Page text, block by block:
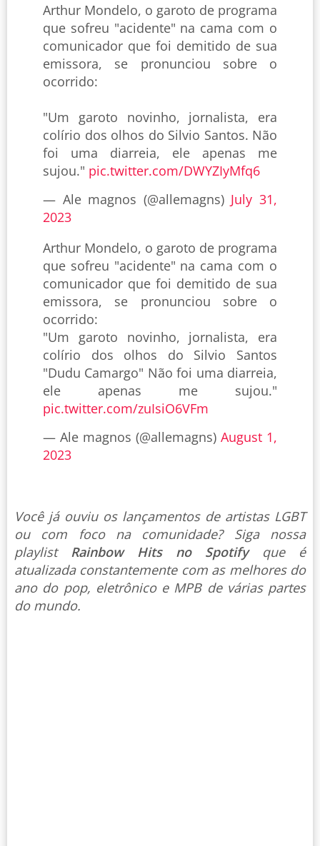
Arthur Mondelo, o garoto de programa
que sofreu "acidente" na cama com o
comunicador que foi demitido de sua
emissora, se pronunciou sobre o
ocorrido:
"Um garoto novinho, jornalista, era
colírio dos olhos do Silvio Santos. Não
foi uma diarreia, ele apenas me
sujou." pic.twitter.com/DWYZIyMfq6
— Ale magnos (@allemagns) July 31,
2023
Arthur Mondelo, o garoto de programa
que sofreu "acidente" na cama com o
comunicador que foi demitido de sua
emissora, se pronunciou sobre o
ocorrido:
"Um garoto novinho, jornalista, era
colírio dos olhos do Silvio Santos
"Dudu Camargo" Não foi uma diarreia,
ele apenas me sujou."
pic.twitter.com/zuIsiO6VFm
— Ale magnos (@allemagns) August 1,
2023
Você já ouviu os lançamentos de artistas LGBT
ou com foco na comunidade? Siga nossa
playlist Rainbow Hits no Spotify que é
atualizada constantemente com as melhores do
ano do pop, eletrônico e MPB de várias partes
do mundo.